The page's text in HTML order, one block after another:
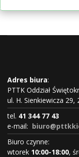
Adres biura:
PTTK Oddział
ul. H. Sienkiewicza 29,
tel. 41 344 77 43
e-mail:
Biuro czynne:
wtorek 10:00-18:00,